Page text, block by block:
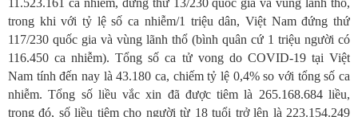
trong khi với tỷ lệ số ca nhiễm/1 triệu dân, Việt Nam đứng thứ
117/230 quốc gia và vùng lãnh thổ (bình quân cứ 1 triệu người có
116.450 ca nhiễm). Tổng số ca tử vong do COVID-19 tại Việt
Nam tính đến nay là 43.180 ca, chiếm tỷ lệ 0,4% so với tổng số ca
nhiễm. Tổng số liều vắc xin đã được tiêm là 265.168.684 liều,
trong đó, số liều tiêm cho người từ 18 tuổi trở lên là 223.154.249